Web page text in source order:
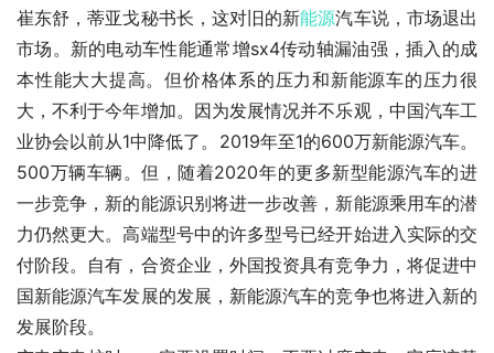
崔东舒，蒂亚戈秘书长，这对旧的新能源汽车说，市场退出
市场。新的电动车性能通常增sx4传动轴漏油强，插入的成
本性能大大提高。但价格体系的压力和新能源车的压力很
大，不利于今年增加。因为发展情况并不乐观，中国汽车工
业协会以前从1中降低了。2019年至1的600万新能源汽车。
500万辆车辆。但，随着2020年的更多新型能源汽车的进
一步竞争，新的能源识别将进一步改善，新能源乘用车的潜
力仍然更大。高端型号中的许多型号已经开始进入实际的交
付阶段。自有，合资企业，外国投资具有竞争力，将促进中
国新能源汽车发展的发展，新能源汽车的竞争也将进入新的
发展阶段。